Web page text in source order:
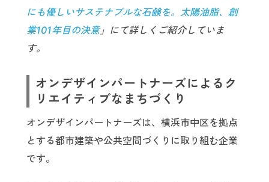
にも優しいサステナブルな石鹸を。太陽油脂、創
業101年目の決意」にて詳しくご紹介していま
す。
オンデザインパートナーズによるク
リエイティブなまちづくり
オンデザインパートナーズは、横浜市中区を拠点
とする都市建築や公共空間づくりに取り組む企業
です。